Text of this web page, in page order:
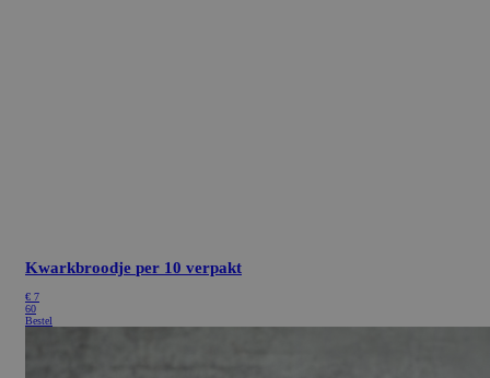
Kwarkbroodje per 10 verpakt
€ 7
60
Bestel